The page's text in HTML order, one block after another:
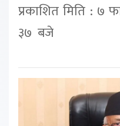
प्रकाशित मिति : ७
३७ बजे